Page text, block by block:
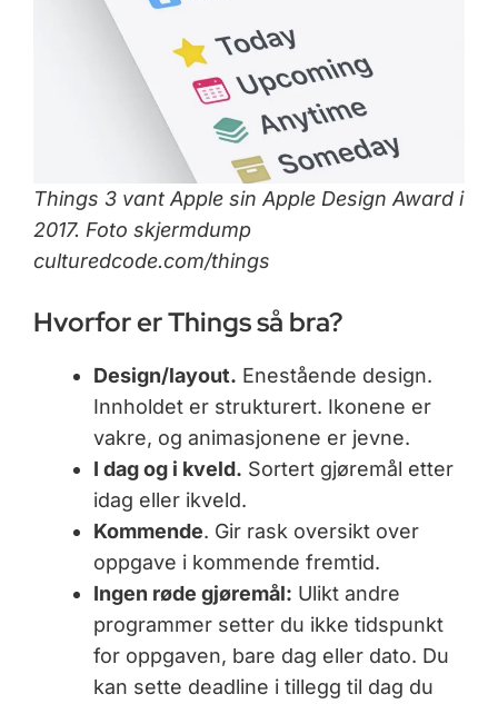
Things 3 vant Apple sin Apple Design Award i
2017. Foto skjermdump
culturedcode.com/things
Hvorfor er Things så bra?
Design/layout. Enestående design.
Innholdet er strukturert. Ikonene er
vakre, og animasjonene er jevne.
I dag og i kveld. Sortert gjøremål etter
idag eller ikveld.
Kommende. Gir rask oversikt over
oppgave i kommende fremtid.
Ingen røde gjøremål: Ulikt andre
programmer setter du ikke tidspunkt
for oppgaven, bare dag eller dato. Du
kan sette deadline i tillegg til dag du